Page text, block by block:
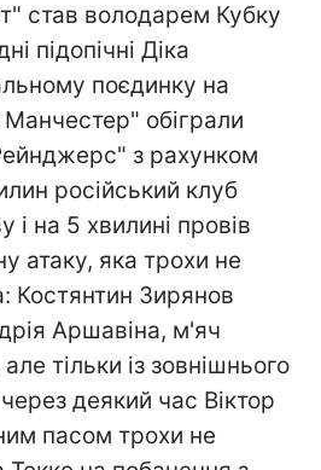
став володарем Кубку
підопічні Діка
поєдинку на
Манчестер" обіграли
з рахунком
російський клуб
і на 5 хвилині провів
атаку, яка трохи не
Костянтин Зирянов
Аршавіна, м'яч
тільки із зовнішнього
деякий час Віктор
пасом трохи не